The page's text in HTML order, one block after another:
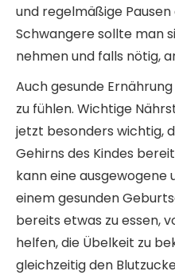
und regelmäßige Pausen
Schwangere sollte man
nehmen und falls nötig,
Auch gesunde
zu fühlen. Wichtige
jetzt besonders wichtig,
Gehirns des Kindes
kann eine ausgewogene
einem gesunden
bereits etwas zu essen,
helfen, die Übelkeit zu
gleichzeitig den